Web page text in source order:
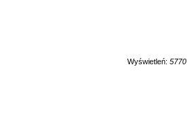
Wyświetleń: 5770